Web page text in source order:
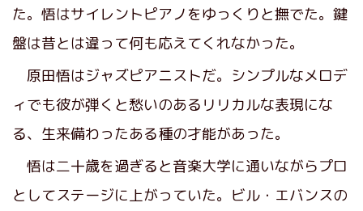
た。悟はサイレントピアノをゆっくりと撫でた。鍵
盤は昔とは違って何も応えてくれなかった。
原田悟はジャズピアニストだ。シンプルなメロデ
ィでも彼が弾くと愁いのあるリリカルな表現にな
る、生来備わったある種の才能があった。
悟は二十歳を過ぎると音楽大学に通いながらプロ
としてステージに上がっていた。ビル・エバンスの